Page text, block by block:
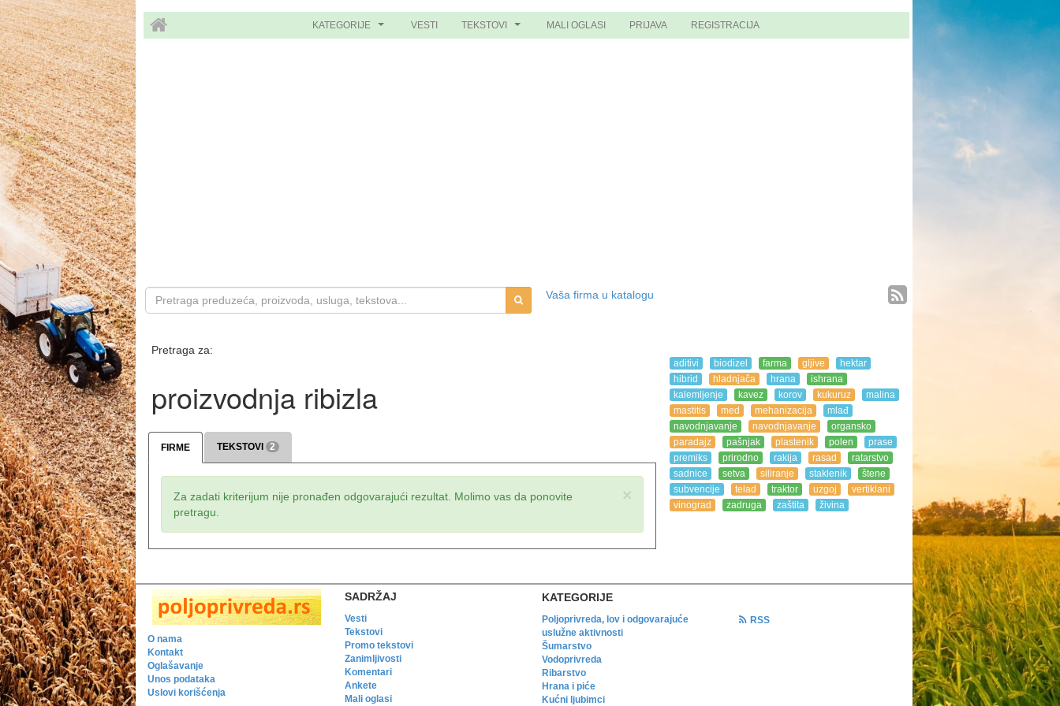
KATEGORIJE VESTI TEKSTOVI MALI OGLASI PRIJAVA REGISTRACIJA
Vaša firma u katalogu
Pretraga za:
proizvodnja ribizla
FIRME TEKSTOVI 2
×
Za zadati kriterijum nije pronađen odgovarajući rezultat. Molimo vas da ponovite
pretragu.
aditivi biodizel farma gljive
hektar
hibrid
hladnjača hrana
ishrana
kalemljenje
kavez korov kukuruz
malina
mastitis
med mehanizacija
mlađ
navodnjavanje
navodnjavanje
organsko
paradajz
pašnjak plastenik polen
prase
premiks
prirodno rakija rasad
ratarstvo
sadnice
setva siliranje staklenik
štene
subvencije
telad traktor uzgoj
vertiklani
vinograd
zadruga zaštita živina
O nama
Kontakt
Oglašavanje
Unos podataka
Uslovi korišćenja
SADRŽAJ
Vesti
Tekstovi
Promo tekstovi
Zanimljivosti
Komentari
Ankete
Mali oglasi
KATEGORIJE
Poljoprivreda, lov i odgovarajuće
uslužne aktivnosti
Šumarstvo
Vodoprivreda
Ribarstvo
Hrana i piće
Kućni ljubimci
RSS